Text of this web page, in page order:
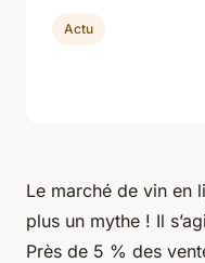
Le marché de vin en
plus un mythe ! Il
Près de 5 % des
Actu